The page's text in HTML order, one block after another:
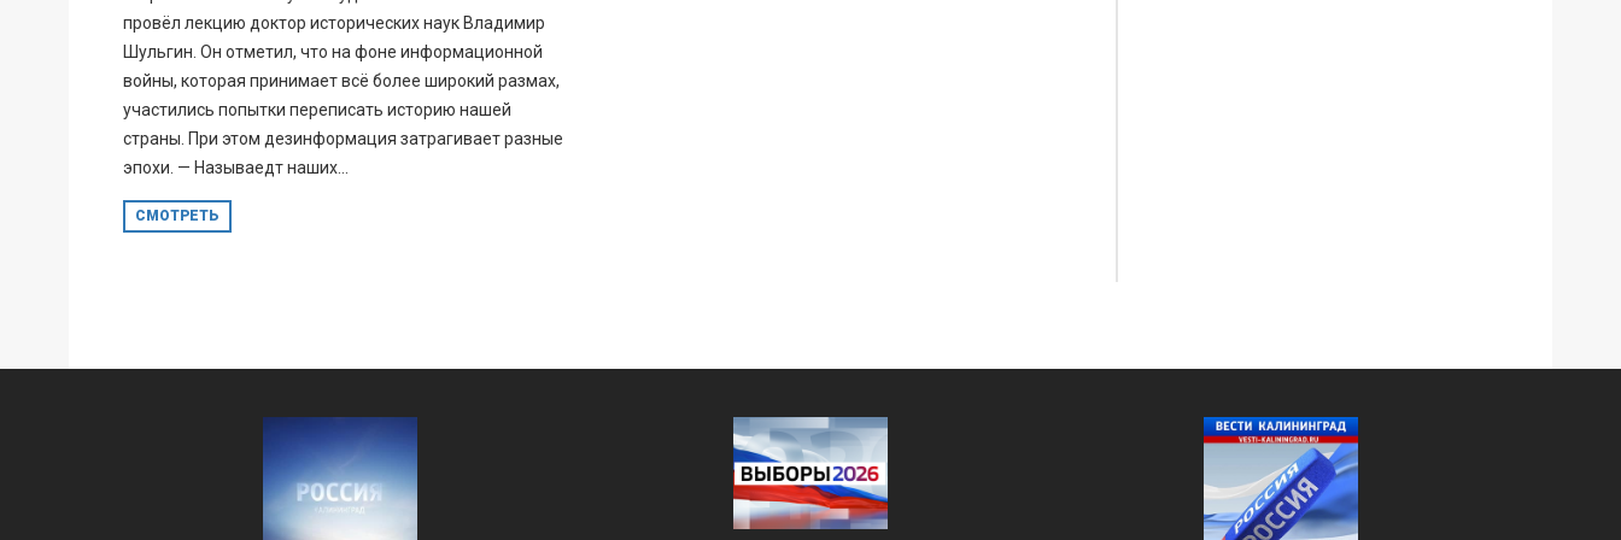
провёл лекцию доктор исторических наук Владимир
Шульгин. Он отметил, что на фоне информационной
войны, которая принимает всё более широкий размах,
участились попытки переписать историю нашей
страны. При этом дезинформация затрагивает разные
эпохи. — Называедт наших...
СМОТРЕТЬ